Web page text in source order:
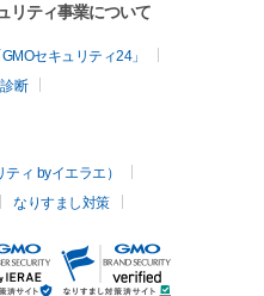
リティ事業について
セキュリティ24」
断
ィ byイエラエ）
なりすまし対策